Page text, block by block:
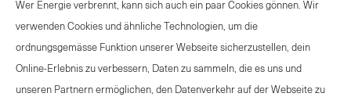
Wer Energie verbrennt, kann sich auch ein paar Cookies gönnen. Wir
verwenden Cookies und ähnliche Technologien, um die
ordnungsgemässe Funktion unserer Webseite sicherzustellen, dein
Online-Erlebnis zu verbessern, Daten zu sammeln, die es uns und
unseren Partnern ermöglichen, den Datenverkehr auf der Webseite zu